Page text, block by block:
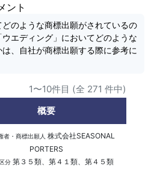
ント
どのような商標出願がされているの
エディング」においてどのような
、自社が商標出願する際に参考に
1〜10件目 (全 271 件中)
概要
者・商標出願人 株式会社SEASONAL
PORTERS
分第３５類、第４１類、第４５類